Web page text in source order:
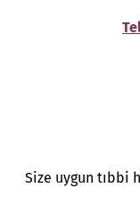
Size uygun tıbbi